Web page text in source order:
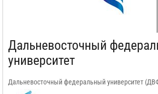
Дальневосточный
университет
Дальневосточный федеральный университет